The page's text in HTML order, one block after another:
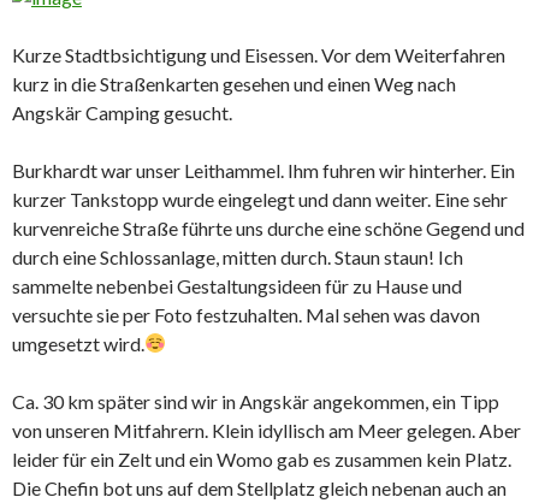
Kurze Stadtbsichtigung und Eisessen. Vor dem Weiterfahren
kurz in die Straßenkarten gesehen und einen Weg nach
Angskär Camping gesucht.
Burkhardt war unser Leithammel. Ihm fuhren wir hinterher. Ein
kurzer Tankstopp wurde eingelegt und dann weiter. Eine sehr
kurvenreiche Straße führte uns durche eine schöne Gegend und
durch eine Schlossanlage, mitten durch. Staun staun! Ich
sammelte nebenbei Gestaltungsideen für zu Hause und
versuchte sie per Foto festzuhalten. Mal sehen was davon
umgesetzt wird.
Ca. 30 km später sind wir in Angskär angekommen, ein Tipp
von unseren Mitfahrern. Klein idyllisch am Meer gelegen. Aber
leider für ein Zelt und ein Womo gab es zusammen kein Platz.
Die Chefin bot uns auf dem Stellplatz gleich nebenan auch an